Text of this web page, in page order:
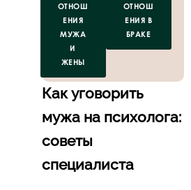
ОТНОШ
ЕНИЯ
МУЖА
И
ЖЕНЫ
ОТНОШ
ЕНИЯ В
БРАКЕ
Как уговорить
мужа на психолога:
советы
специалиста